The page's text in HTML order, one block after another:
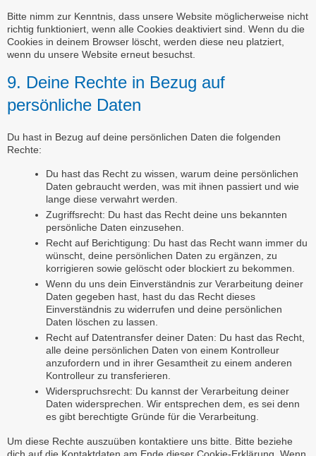
Bitte nimm zur Kenntnis, dass unsere Website möglicherweise nicht
richtig funktioniert, wenn alle Cookies deaktiviert sind. Wenn du die
Cookies in deinem Browser löscht, werden diese neu platziert,
wenn du unsere Website erneut besuchst.
9. Deine Rechte in Bezug auf
persönliche Daten
Du hast in Bezug auf deine persönlichen Daten die folgenden
Rechte:
Du hast das Recht zu wissen, warum deine persönlichen
Daten gebraucht werden, was mit ihnen passiert und wie
lange diese verwahrt werden.
Zugriffsrecht: Du hast das Recht deine uns bekannten
persönliche Daten einzusehen.
Recht auf Berichtigung: Du hast das Recht wann immer du
wünscht, deine persönlichen Daten zu ergänzen, zu
korrigieren sowie gelöscht oder blockiert zu bekommen.
Wenn du uns dein Einverständnis zur Verarbeitung deiner
Daten gegeben hast, hast du das Recht dieses
Einverständnis zu widerrufen und deine persönlichen
Daten löschen zu lassen.
Recht auf Datentransfer deiner Daten: Du hast das Recht,
alle deine persönlichen Daten von einem Kontrolleur
anzufordern und in ihrer Gesamtheit zu einem anderen
Kontrolleur zu transferieren.
Widerspruchsrecht: Du kannst der Verarbeitung deiner
Daten widersprechen. Wir entsprechen dem, es sei denn
es gibt berechtigte Gründe für die Verarbeitung.
Um diese Rechte auszuüben kontaktiere uns bitte. Bitte beziehe